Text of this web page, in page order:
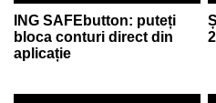
ING SAFEbutton: puteți
bloca conturi direct din
aplicație